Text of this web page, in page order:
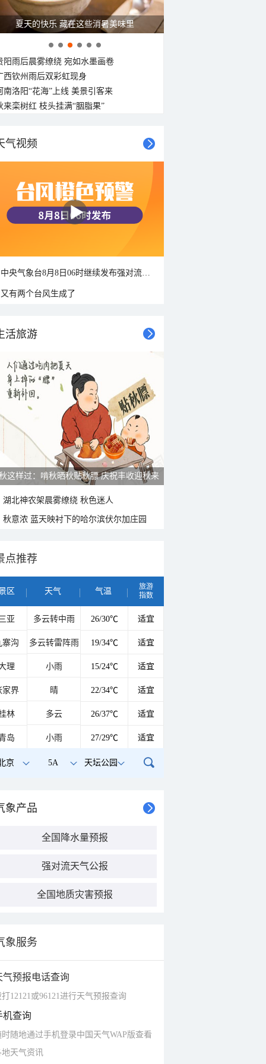
广西南宁：盛夏里的“绿野仙踪”
阳雨后晨雾缭绕 宛如水墨画卷
西钦州雨后双彩虹现身
南洛阳“花海”上线 美景引客来
来栾树红 枝头挂满“胭脂果”
气视频
又有两个台风生成了
活旅游
雨后峨眉沟壑尽显 金顶显真容
湖北神农架晨雾缭绕 秋色迷人
秋意浓 蓝天映衬下的哈尔滨伏尔加庄园
点推荐
区 天气 气温
旅游
指数
亚 多云转中雨 26/30℃ 适宜
寨沟 多云转雷阵雨 19/34℃ 适宜
理 小雨 15/24℃ 适宜
家界 晴 22/34℃ 适宜
林 多云 26/37℃ 适宜
岛 小雨 27/29℃ 适宜
京 5A 天坛公园
象产品
全国降水量预报
强对流天气公报
全国地质灾害预报
象服务
气预报电话查询
打12121或96121进行天气预报查询
机查询
时随地通过手机登录中国天气WAP版查看
地天气资讯